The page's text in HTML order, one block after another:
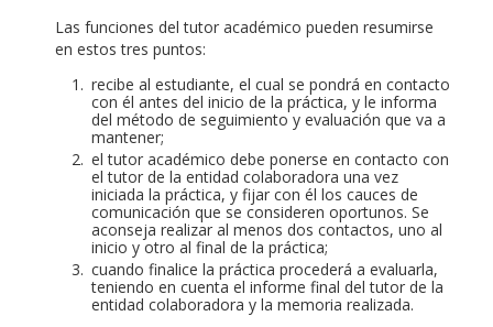
Las funciones del tutor académico pueden resumirse
en estos tres puntos:
recibe al estudiante, el cual se pondrá en contacto
con él antes del inicio de la práctica, y le informa
del método de seguimiento y evaluación que va a
mantener;
el tutor académico debe ponerse en contacto con
el tutor de la entidad colaboradora una vez
iniciada la práctica, y fijar con él los cauces de
comunicación que se consideren oportunos. Se
aconseja realizar al menos dos contactos, uno al
inicio y otro al final de la práctica;
cuando finalice la práctica procederá a evaluarla,
teniendo en cuenta el informe final del tutor de la
entidad colaboradora y la memoria realizada.